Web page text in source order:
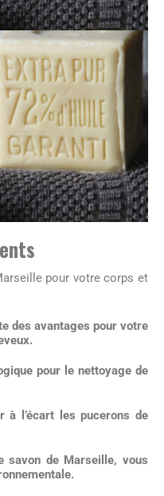
pour votre corps et
des avantages pour votre
pour le nettoyage de
à l’écart les pucerons de
savon de Marseille, vous